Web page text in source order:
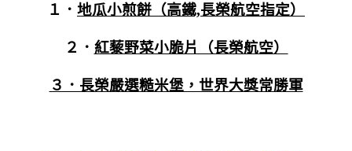
１． 地瓜小煎餅（高鐵,長榮航空指定）
２． 紅藜野菜小脆片（長榮航空）
３．長榮嚴選糙米堡，世界大獎常勝軍